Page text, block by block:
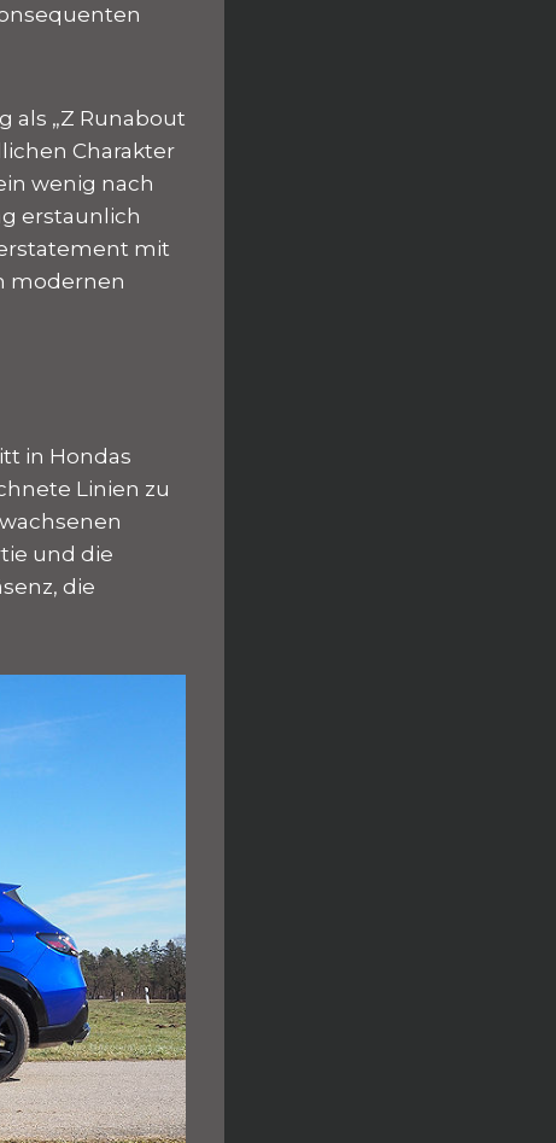
als „Z Runabout
Charakter
wenig nach
erstaunlich
mit
modernen
in Hondas
Linien zu
und die
die